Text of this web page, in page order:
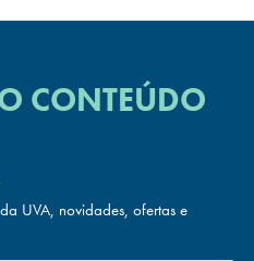
CONTEÚDO
UVA, novidades, ofertas e